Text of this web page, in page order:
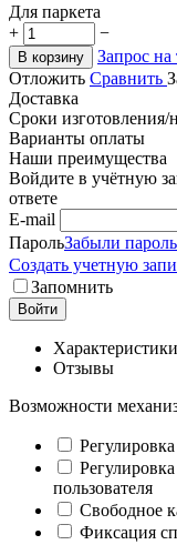
Для паркета
+
−
В корзину
Запрос на
Отложить Сравнить
Доставка
Сроки изготовления/
Варианты оплаты
Наши преимущества
Войдите в учётную
ответе
E-mail
ПарольЗабыли
Создать учетную
Запомнить
Войти
Характеристики
Отзывы
Возможности
пользователя
Свободное
Фиксация